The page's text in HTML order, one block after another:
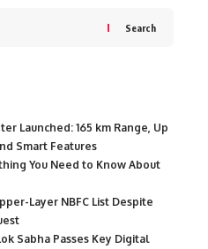
Search
Launched: 165 km Range, Up
Smart Features
You Need to Know About
Layer NBFC List Despite
Sabha Passes Key Digital